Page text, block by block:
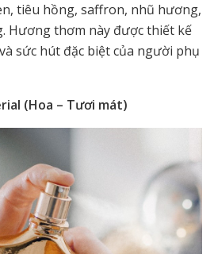
tiêu hồng, saffron, nhũ hương,
Hương thơm này được thiết kế
sức hút đặc biệt của người phụ
(Hoa – Tươi mát)